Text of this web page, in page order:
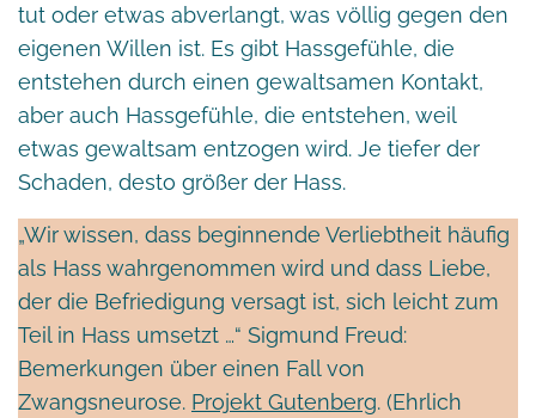
tut oder etwas abverlangt, was völlig gegen den
eigenen Willen ist. Es gibt Hassgefühle, die
entstehen durch einen gewaltsamen Kontakt,
aber auch Hassgefühle, die entstehen, weil
etwas gewaltsam entzogen wird. Je tiefer der
Schaden, desto größer der Hass.
„Wir wissen, dass beginnende Verliebtheit häufig
als Hass wahrgenommen wird und dass Liebe,
der die Befriedigung versagt ist, sich leicht zum
Teil in Hass umsetzt …“ Sigmund Freud:
Bemerkungen über einen Fall von
Zwangsneurose. Projekt Gutenberg. (Ehrlich